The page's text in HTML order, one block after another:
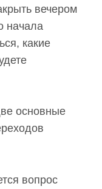
еще
вы будете
основные
вопрос